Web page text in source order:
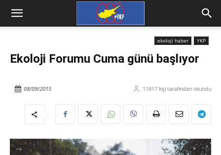
ekoloji haber YKP
Ekoloji Forumu Cuma günü başlıyor
11817 kişi tarafından okundu
08/09/2015